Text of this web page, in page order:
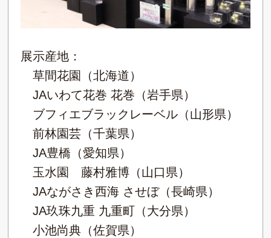
展示産地：
草間花園（北海道）
JAいわて花巻 花巻（岩手県）
ブフィエブラックレーベル（山形県）
前林園芸（千葉県）
JA豊橋（愛知県）
玉水園 藤村雅博（山口県）
JAながさき西海 させぼ（長崎県）
JA玖珠九重 九重町（大分県）
小池尚典（佐賀県）